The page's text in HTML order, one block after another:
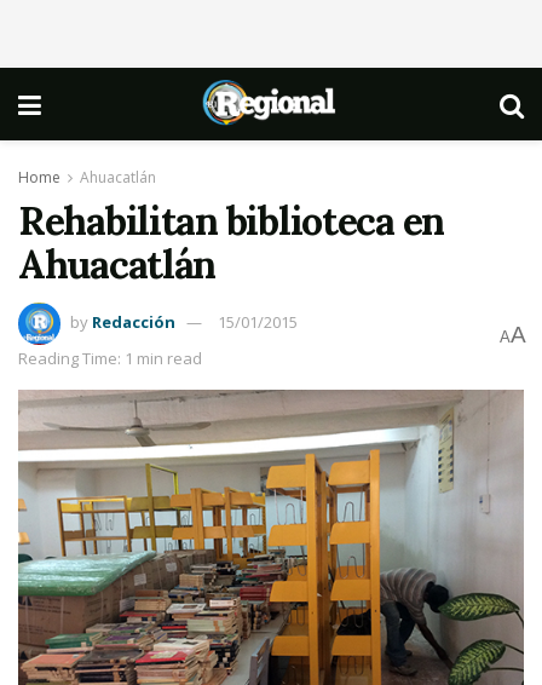
Home Ahuacatlán
Rehabilitan biblioteca en
Ahuacatlán
by Redacción
15/01/2015
Reading Time: 1 min read
AA